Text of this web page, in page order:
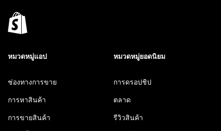
หมวดหมู่แอป
ช่องทางการขาย
การหาสินค้า
การขายสินค้า
หมวดหมู่ยอดนิยม
การดรอปชิป
ตลาด
รีวิวสินค้า